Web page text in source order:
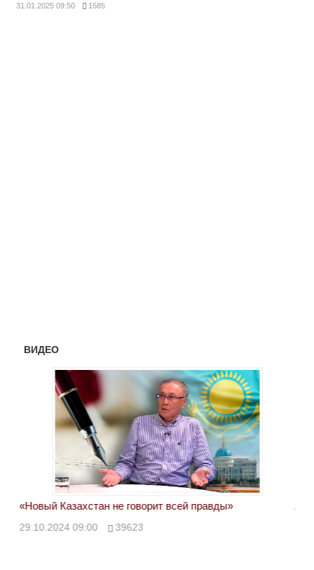
31.01.2025 09:50 1585
ВИДЕО
«Новый Казахстан не говорит всей правды»
29.10.2024 09:00 39623